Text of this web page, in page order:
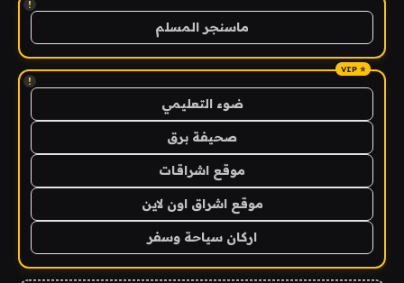
!
ماسنجر المسلم
!
ضوء التعليمي
صحيفة برق
موقع اشراقات
موقع اشراق اون لاين
اركان سياحة وسفر